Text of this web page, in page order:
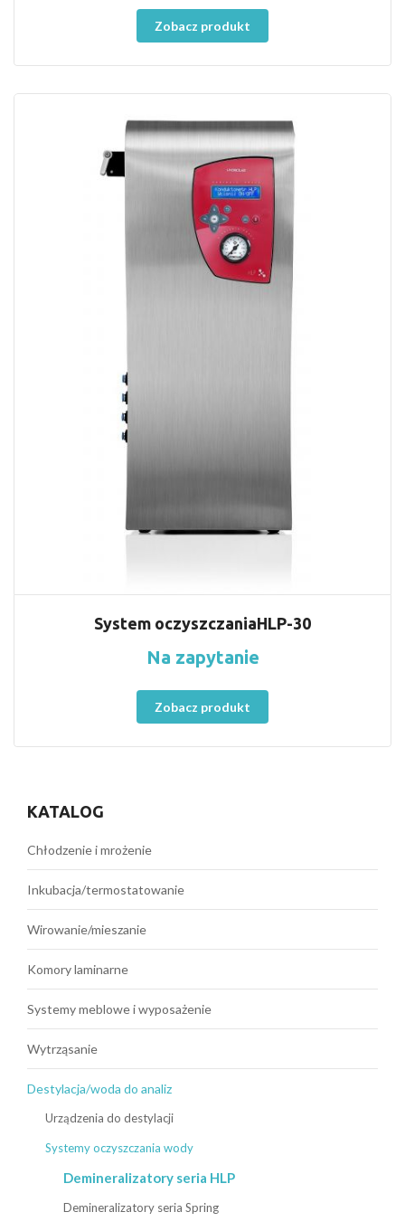
Zobacz produkt
System oczyszczaniaHLP-30
Na zapytanie
Zobacz produkt
KATALOG
Chłodzenie i mrożenie
Inkubacja/termostatowanie
Wirowanie/mieszanie
Komory laminarne
Systemy meblowe i wyposażenie
Wytrząsanie
Destylacja/woda do analiz
Urządzenia do destylacji
Systemy oczyszczania wody
Demineralizatory seria HLP
Demineralizatory seria Spring